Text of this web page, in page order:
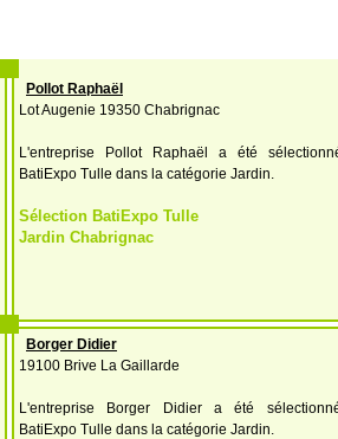
Pollot Raphaël
Lot Augenie 19350 Chabrignac
L'entreprise Pollot Raphaël a été
BatiExpo Tulle dans la catégorie Jardin.
Sélection BatiExpo Tulle
Jardin Chabrignac
Borger Didier
19100 Brive La Gaillarde
L'entreprise Borger Didier a été
BatiExpo Tulle dans la catégorie Jardin.